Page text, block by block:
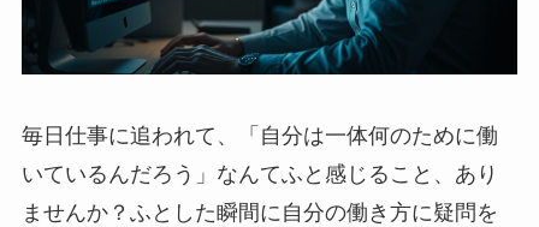
毎日仕事に追われて、「自分は一体何のために働
いているんだろう」なんてふと感じること、あり
ませんか？ふとした瞬間に自分の働き方に疑問を